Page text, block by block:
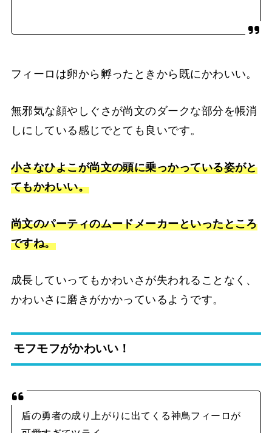
フィーロは卵から孵ったときから既にかわいい。
無邪気な顔やしぐさが尚文のダークな部分を帳消
しにしている感じでとても良いです。
小さなひよこが尚文の頭に乗っかっている姿がと
てもかわいい。
尚文のパーティのムードメーカーといったところ
ですね。
成長していってもかわいさが失われることなく、
かわいさに磨きがかかっているようです。
モフモフがかわいい！
盾の勇者の成り上がりに出てくる神鳥フィーロが